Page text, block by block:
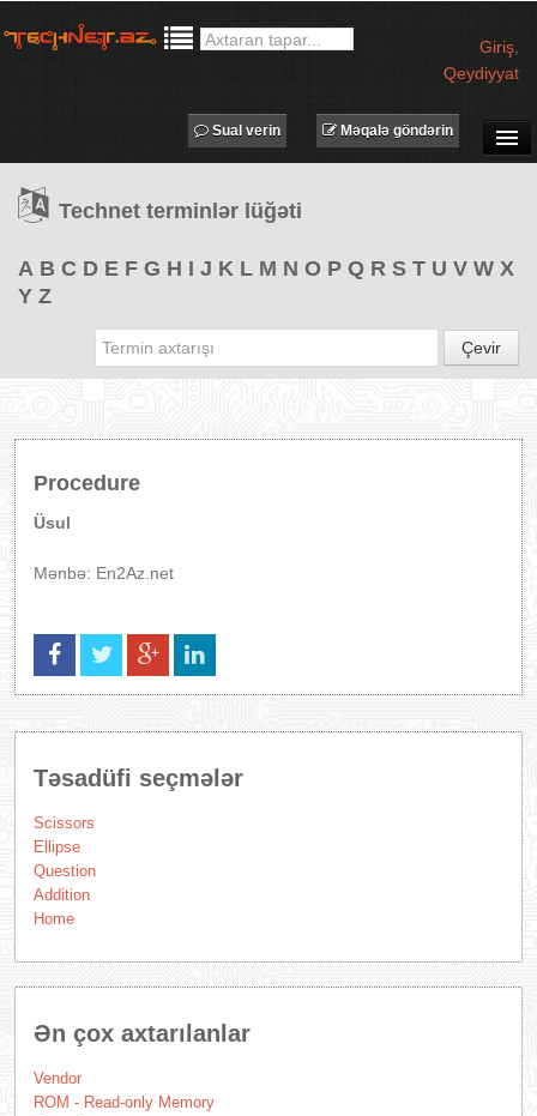
Giriş
Qeydiyyat
TƏDBİRLƏR
PROQRAMLAR
Məqalə göndərin
Sual verin
Technet terminlər lüğəti
A B C D E F G H I J K L M N O P Q R S T U V W X
Y Z
Çevir
Procedure
Üsul
Mənbə: En2Az.net
Təsadüfi seçmələr
Scissors
Ellipse
Question
Addition
Home
Ən çox axtarılanlar
Vendor
ROM - Read-only Memory